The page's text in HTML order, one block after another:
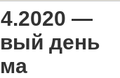
—
день